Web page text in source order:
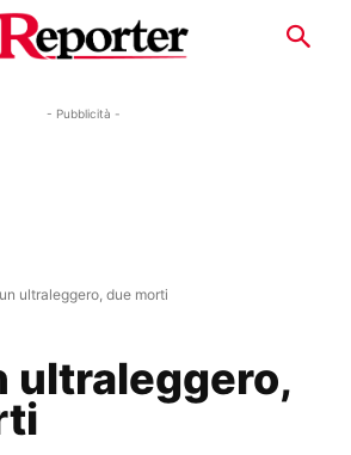
- Pubblicità -
ultraleggero, due morti
ultraleggero,